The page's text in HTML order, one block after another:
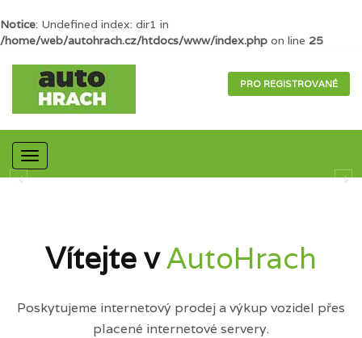
Notice: Undefined index: dir1 in
/home/web/autohrach.cz/htdocs/www/index.php on line 25
PRO REGISTROVANÉ
Mobilní
navigace
Vítejte vAutoHrach
Poskytujeme internetový prodej a výkup vozidel přes
placené internetové servery.